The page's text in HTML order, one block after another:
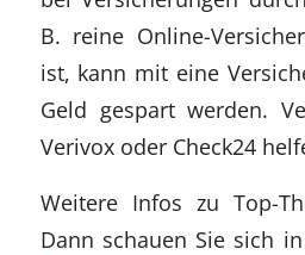
B. reine Online-
ist, kann mit eine
Geld gespart werden.
Verivox oder Check24
Weitere Infos zu Top-
Dann schauen Sie sich